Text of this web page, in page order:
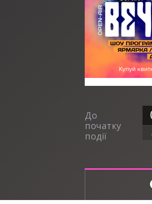
До
початку
події